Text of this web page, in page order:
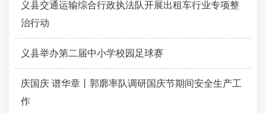
义县交通运输综合行政执法队开展出租车行业专项整
治行动
义县举办第二届中小学校园足球赛
庆国庆 谱华章丨郭廓率队调研国庆节期间安全生产工
作